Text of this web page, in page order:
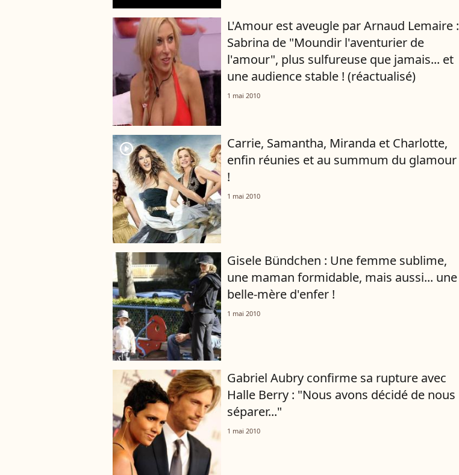
L'Amour est aveugle par Arnaud Lemaire :
Sabrina de "Moundir l'aventurier de
l'amour", plus sulfureuse que jamais... et
une audience stable ! (réactualisé)
1 mai 2010
player2
Carrie, Samantha, Miranda et Charlotte,
enfin réunies et au summum du glamour
!
1 mai 2010
Gisele Bündchen : Une femme sublime,
une maman formidable, mais aussi... une
belle-mère d'enfer !
1 mai 2010
Gabriel Aubry confirme sa rupture avec
Halle Berry : "Nous avons décidé de nous
séparer..."
1 mai 2010